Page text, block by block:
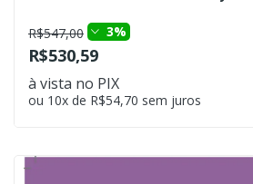
R$547,00 3%
R$530,59
à vista no PIX
ou 10x de R$54,70 sem juros